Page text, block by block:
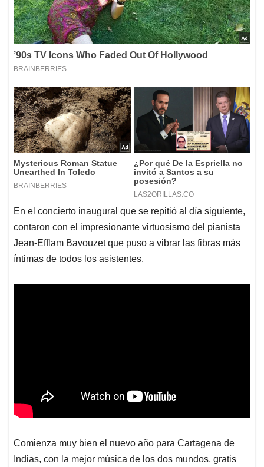
En el concierto inaugural que se repitió al día siguiente,
contaron con el impresionante virtuosismo del pianista
Jean-Efflam Bavouzet que puso a vibrar las fibras más
íntimas de todos los asistentes.
Comienza muy bien el nuevo año para Cartagena de
Indias, con la mejor música de los dos mundos, gratis